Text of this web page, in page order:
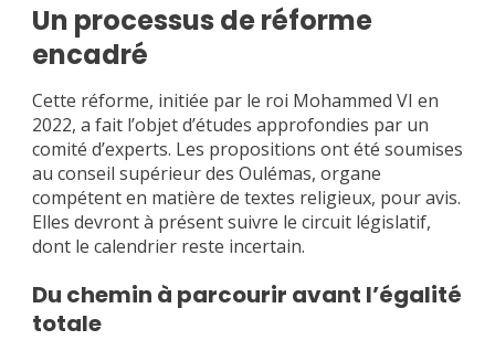
Un processus de réforme
encadré
Cette réforme, initiée par le roi Mohammed VI en
2022, a fait l’objet d’études approfondies par un
comité d’experts. Les propositions ont été soumises
au conseil supérieur des Oulémas, organe
compétent en matière de textes religieux, pour avis.
Elles devront à présent suivre le circuit législatif,
dont le calendrier reste incertain.
Du chemin à parcourir avant l’égalité
totale